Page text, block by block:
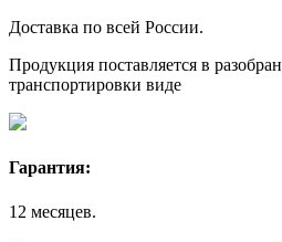
Доставка по всей России.
Продукция поставляется в
транспортировки виде
Гарантия:
12 месяцев.